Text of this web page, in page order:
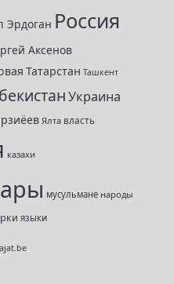
Эрдоган Россия
Аксенов
Татарстан Ташкент
Украина
Ялта власть
казахи
мусульмане народы
языки
ajat.be